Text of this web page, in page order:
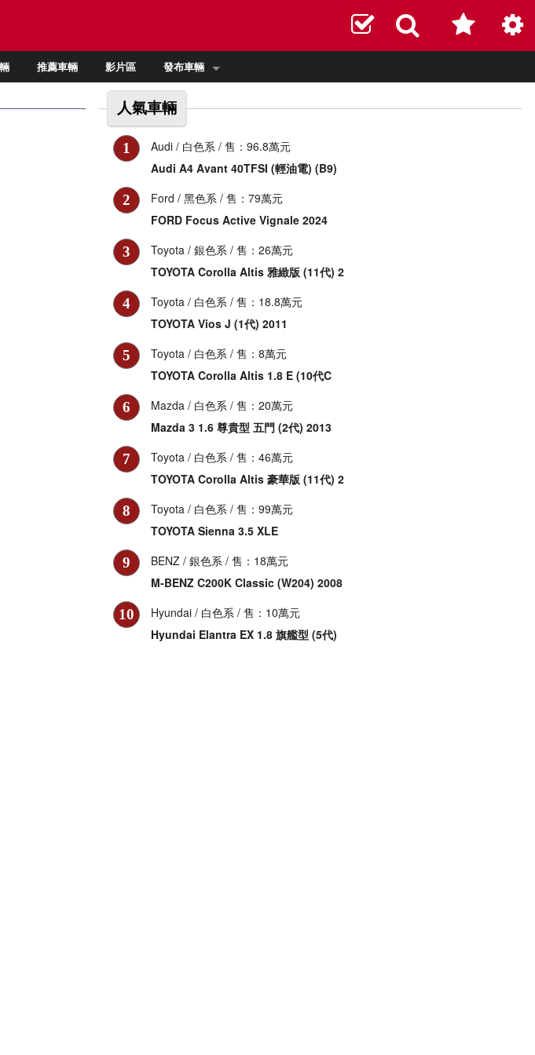
推薦車輛 影片區 發布車輛
人氣車輛
1 Audi/ 白色系 / 售：96.8萬元
Audi A4 Avant 40TFSI (輕油電) (B9)
2 Ford / 黑色系 / 售：79萬元
FORD Focus Active Vignale 2024
3 Toyota/ 銀色系 / 售：26萬元
TOYOTA Corolla Altis 雅緻版 (11代) 2
4 Toyota/ 白色系 / 售：18.8萬元
TOYOTA Vios J (1代) 2011
5 Toyota/ 白色系 / 售：8萬元
TOYOTA Corolla Altis 1.8 E (10代C
6 Mazda/ 白色系 / 售：20萬元
Mazda 3 1.6 尊貴型 五門 (2代) 2013
7 Toyota/ 白色系 / 售：46萬元
TOYOTA Corolla Altis 豪華版 (11代) 2
8 Toyota/ 白色系 / 售：99萬元
TOYOTA Sienna 3.5 XLE
9 BENZ/ 銀色系 / 售：18萬元
M-BENZ C200K Classic (W204) 2008
10 Hyundai/ 白色系 / 售：10萬元
Hyundai Elantra EX 1.8 旗艦型 (5代)